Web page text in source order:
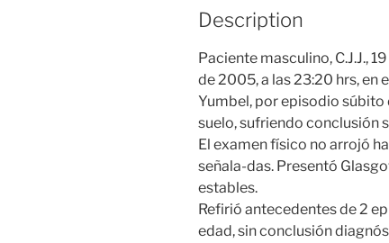
Description
Paciente masculino, C.J.J.,
de 2005, a las 23:20 hrs, en
Yumbel, por episodio
suelo, sufriendo conclusión
El examen físico no arrojó
señala-das. Presentó
estables.
Refirió antecedentes de 2
edad, sin conclusión